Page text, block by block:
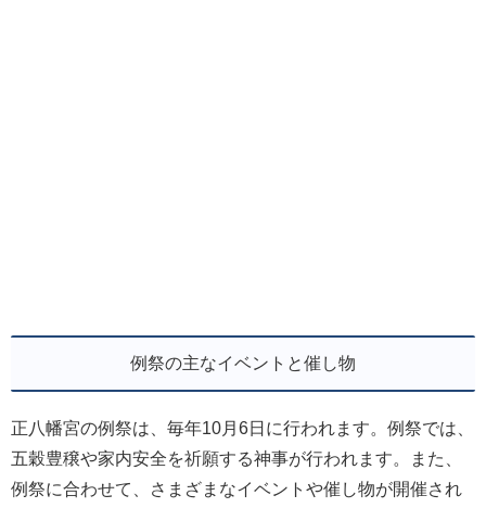
例祭の主なイベントと催し物
正八幡宮の例祭は、毎年10月6日に行われます。例祭では、
五穀豊穣や家内安全を祈願する神事が行われます。また、
例祭に合わせて、さまざまなイベントや催し物が開催され